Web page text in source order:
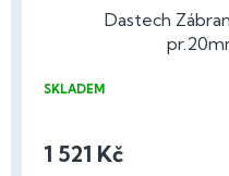
Dastech
SKLADEM
1 521 Kč